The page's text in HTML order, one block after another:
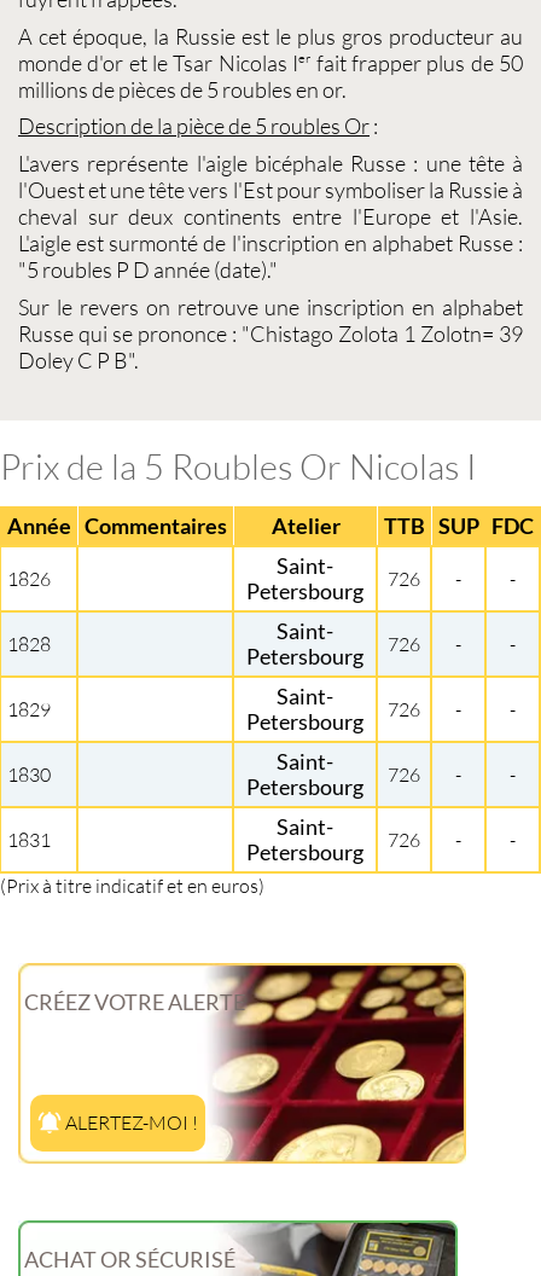
A cet époque, la Russie est le plus gros producteur au
monde d'or et le Tsar Nicolas Ier fait frapper plus de 50
millions de pièces de5 roubles en or.
Description de la pièce de5 roubles Or:
L'avers représente l'aigle bicéphale Russe : une tête à
l'Ouest et une tête vers l'Est pour symboliser la Russie à
cheval sur deux continents entre l'Europe et l'Asie.
L'aigle est surmonté de l'inscription en alphabet Russe :
"5 roubles P D année (date)."
Sur le revers on retrouve une inscription en alphabet
Russe qui se prononce : "Chistago Zolota 1 Zolotn= 39
Doley C P B".
Prix de la 5 Roubles Or Nicolas I
Année Commentaires Atelier TTB SUP FDC
1826
Saint-
Petersbourg
726 - -
1828
Saint-
Petersbourg
726 - -
1829
Saint-
Petersbourg
726 - -
1830
Saint-
Petersbourg
726 - -
1831
Saint-
Petersbourg
726 -
-
(Prix à titre indicatif et en euros)
CRÉEZ VOTRE ALERTE
ALERTEZ-MOI !
ACHAT OR SÉCURISÉ